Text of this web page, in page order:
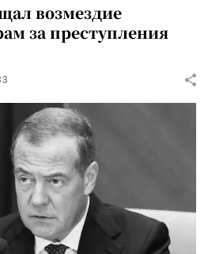
возмездие
за преступления